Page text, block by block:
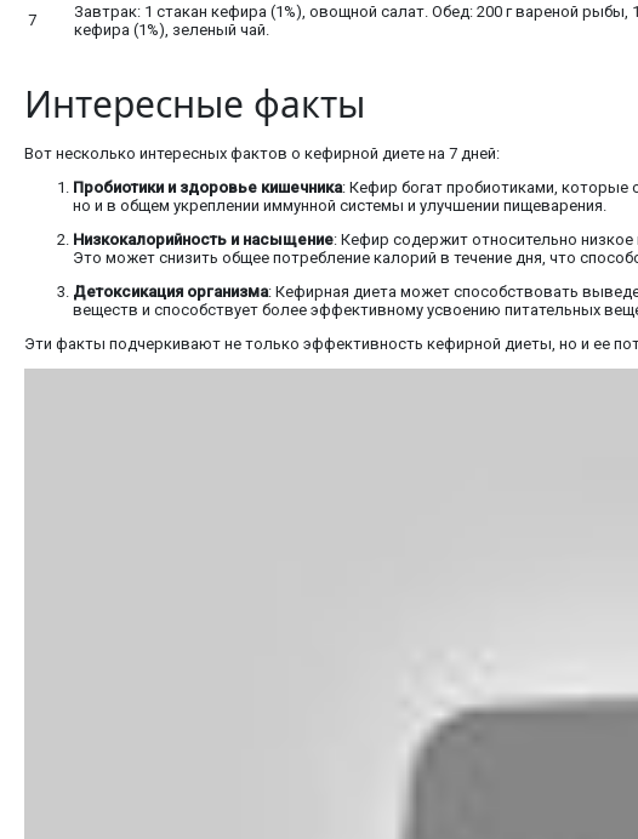
7
Завтрак: 1 стакан кефира (1%), овощной салат. Обед: 200 г вареной рыбы,
кефира (1%), зеленый чай.
Интересные факты
Вот несколько интересных фактов о кефирной диете на 7 дней:
Пробиотики и здоровье кишечника: Кефир богат пробиотиками,
но и в общем укреплении иммунной системы и улучшении пищеварения.
Низкокалорийность и насыщение: Кефир содержит относительно
Это может снизить общее потребление калорий в течение дня, что
Детоксикация организма: Кефирная диета может способствовать
веществ и способствует более эффективному усвоению питательных
Эти факты подчеркивают не только эффективность кефирной диеты, но и ее